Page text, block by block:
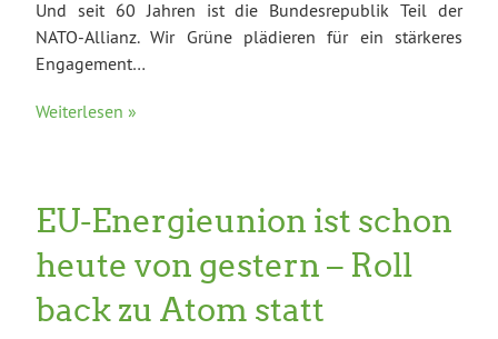
Und seit 60 Jahren ist die Bundesrepublik Teil der
NATO-Allianz. Wir Grüne plädieren für ein stärkeres
Engagement…
Weiterlesen »
EU-Energieunion ist schon
heute von gestern – Roll
back zu Atom statt